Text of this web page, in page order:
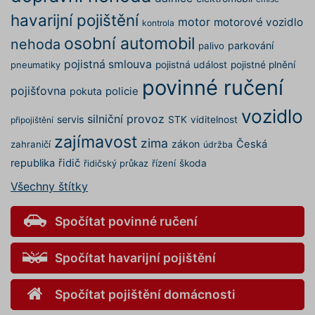
havarijní pojištění kontrola motor motorové vozidlo
nehoda osobní automobil palivo parkování
pneumatiky pojistná smlouva pojistná událost pojistné plnění
pojišťovna pokuta policie povinné ručení
připojištění servis silniční provoz STK viditelnost vozidlo
zahraničí zajímavost zima zákon údržba Česká
republika řidič řidičský průkaz řízení škoda
Všechny štítky
Spočítat povinné ručení
Spočítat havarijní pojištění
Spočítat pojištění domácnosti
ruceni.com
cookie
utm_source
.povinne-
ruceni.com
1 den
Tento
cookie
CookieScriptConsent
CookieScript
.povinne-
ruceni.com
cookie
služba